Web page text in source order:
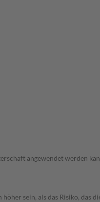
angewendet werden
sein, als das Risiko, das